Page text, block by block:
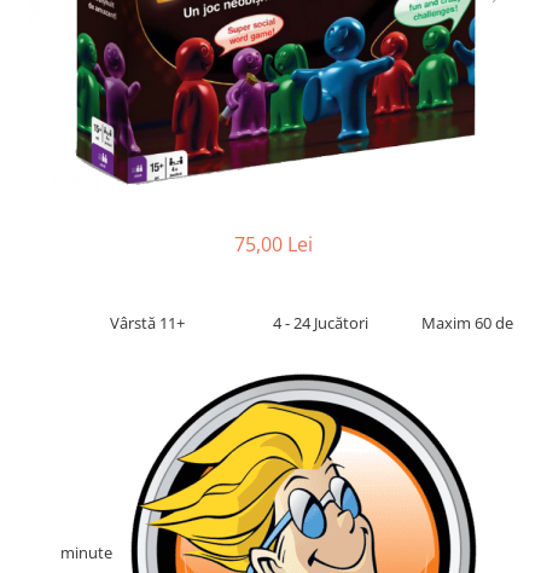
2 - 4 jucători
5 - 6 jucători
7+ jucători
Categoriile Noastre
Premiate internațional
Colecția personală
Durata de joc
75,00 Lei
Vârstă 11+ 4 - 24 Jucători Maxim 60 de
minute